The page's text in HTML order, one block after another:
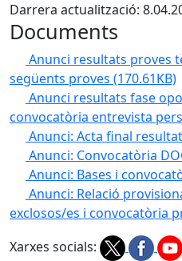
Darrera actualització:
Documents
Anunci resultats proves
següents proves (170.61KB)
Anunci resultats fase
convocatòria entrevista
Anunci: Acta final
Anunci: Convocatòria
Anunci: Bases i
Anunci: Relació
exclosos/es i convocatòria
Xarxes socials: